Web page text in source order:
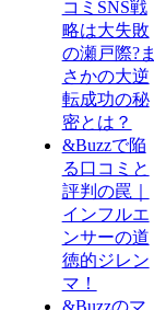
コミSNS戦
略は大失敗
の瀬戸際?ま
さかの大逆
転成功の秘
密とは？
&Buzzで陥
る口コミと
評判の罠｜
インフルエ
ンサーの道
徳的ジレン
マ！